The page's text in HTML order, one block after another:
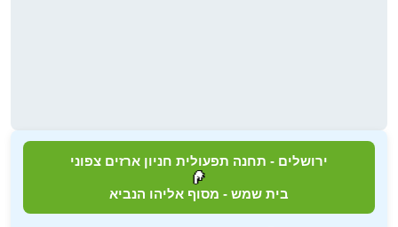
ירושלים - תחנה תפעולית חניון ארזים צפוני
בית שמש - מסוף אליהו הנביא